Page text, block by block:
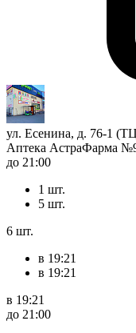
ул. Есенина, д. 76-1
Аптека АстраФарма
до 21:00
1 шт.
5 шт.
6 шт.
в 19:21
в 19:21
в 19:21
до 21:00